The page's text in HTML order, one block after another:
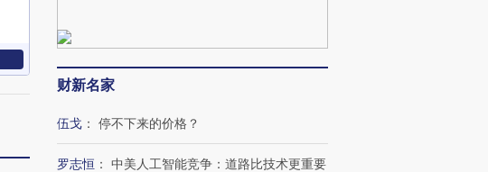
财新名家
伍戈 ： 停不下来的价格？
罗志恒 ： 中美人工智能竞争：道路比技术更重要